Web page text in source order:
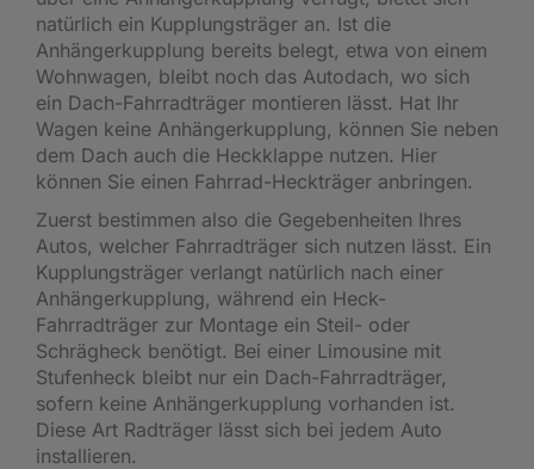
natürlich ein Kupplungsträger an. Ist die
Anhängerkupplung bereits belegt, etwa von einem
Wohnwagen, bleibt noch das Autodach, wo sich
ein Dach-Fahrradträger montieren lässt. Hat Ihr
Wagen keine Anhängerkupplung, können Sie neben
dem Dach auch die Heckklappe nutzen. Hier
können Sie einen Fahrrad-Heckträger anbringen.
Zuerst bestimmen also die Gegebenheiten Ihres
Autos, welcher Fahrradträger sich nutzen lässt. Ein
Kupplungsträger verlangt natürlich nach einer
Anhängerkupplung, während ein Heck-
Fahrradträger zur Montage ein Steil- oder
Schrägheck benötigt. Bei einer Limousine mit
Stufenheck bleibt nur ein Dach-Fahrradträger,
sofern keine Anhängerkupplung vorhanden ist.
Diese Art Radträger lässt sich bei jedem Auto
installieren.